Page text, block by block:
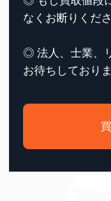
なくお断りくださ
◎ 法人、士業、
お待ちしておりま